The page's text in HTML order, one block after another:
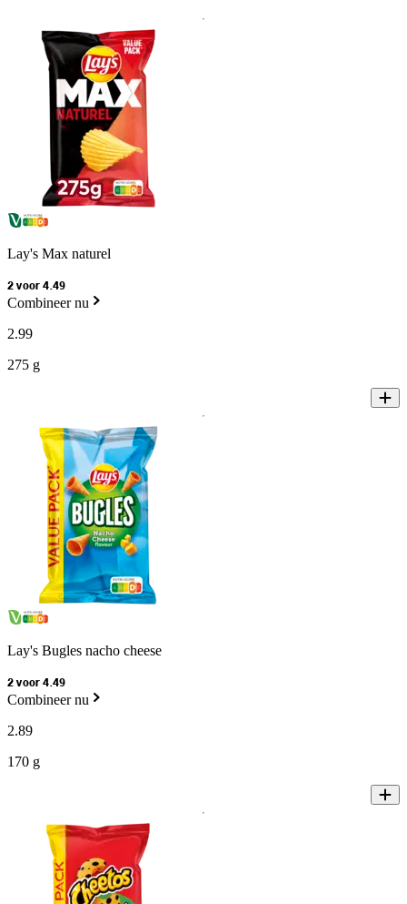
Lay's Max naturel
2 voor 4.49
Combineer nu
2.99
275 g
Lay's Bugles nacho cheese
2 voor 4.49
Combineer nu
2.89
170 g